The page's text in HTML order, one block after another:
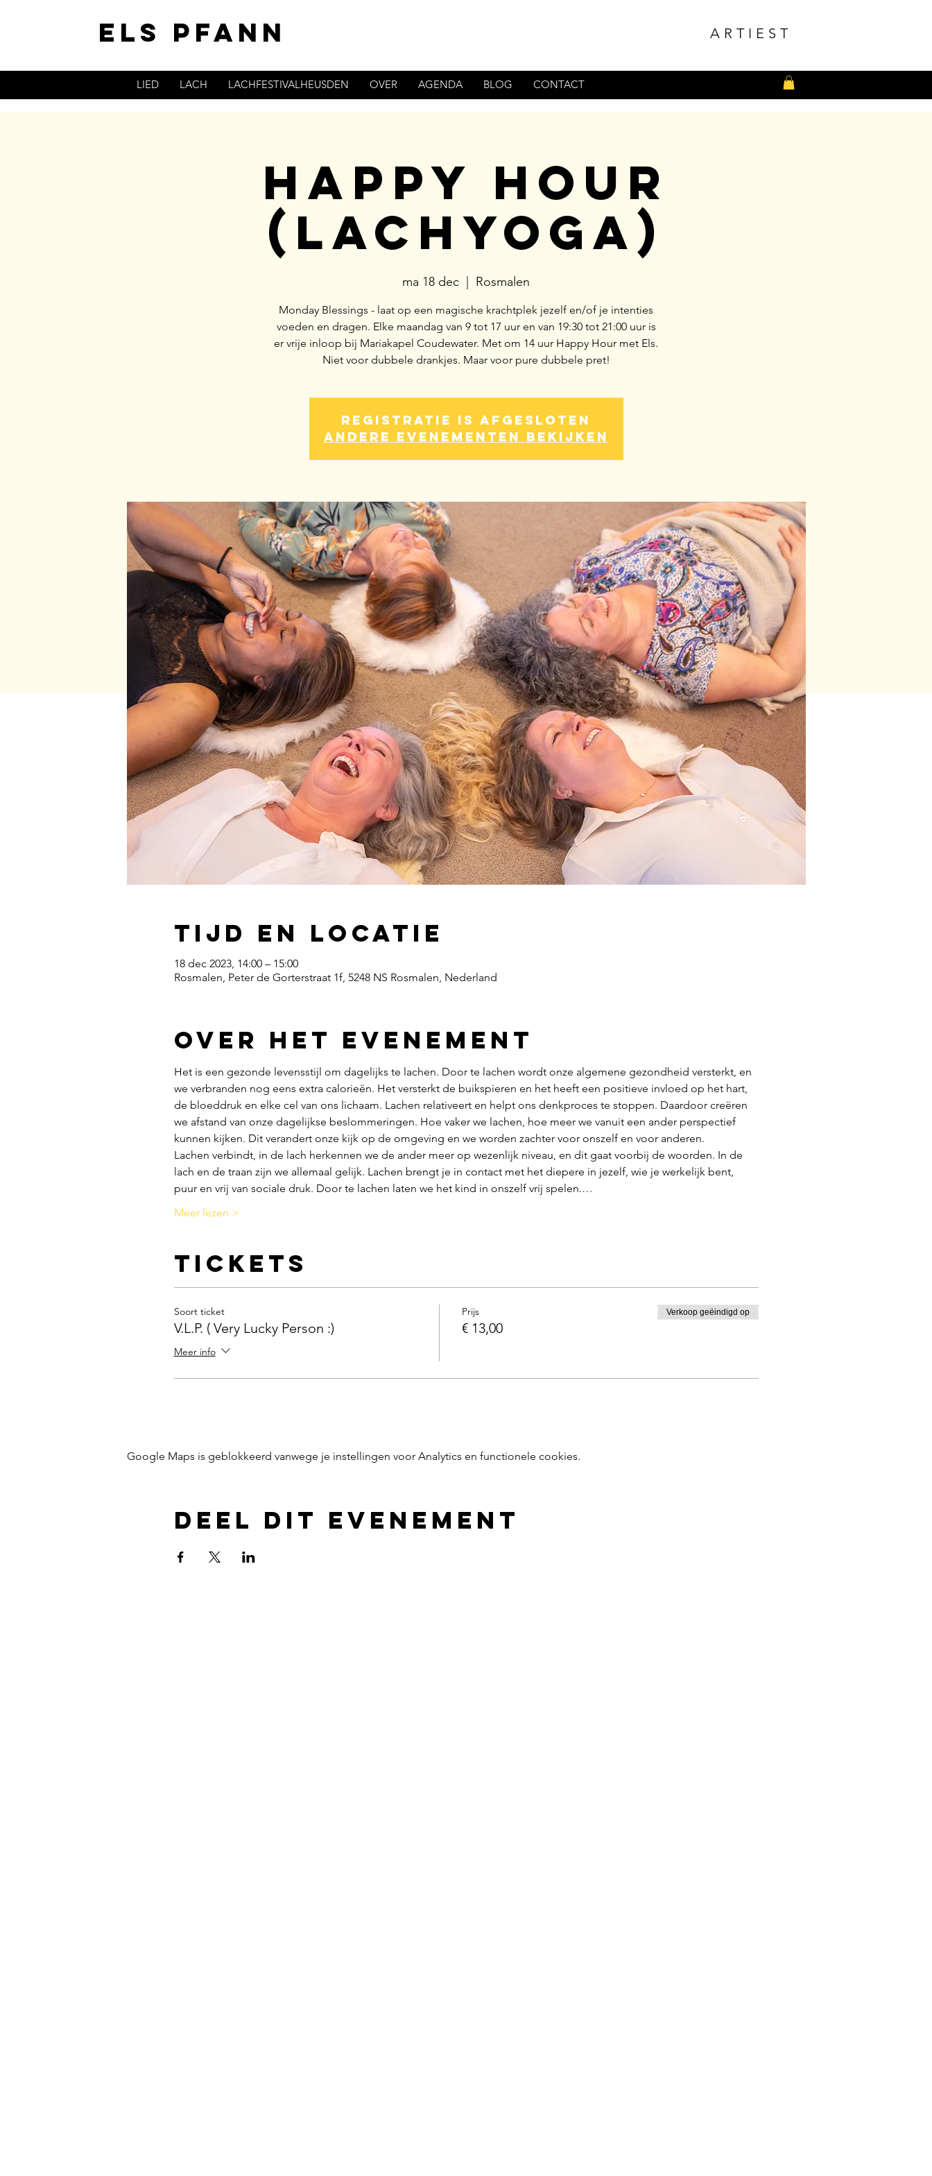
ELS PFANN ARTIEST
LIED LACH LACHFESTIVALHEUSDEN OVER AGENDA BLOG CONTACT
Happy Hour
(lachyoga)
ma 18 dec Rosmalen
Monday Blessings - laat op een magische krachtplek jezelf en/of je intenties
voeden en dragen. Elke maandag van 9 tot 17 uur en van 19:30 tot 21:00 uur is
er vrije inloop bij Mariakapel Coudewater. Met om 14 uur Happy Hour met Els.
Niet voor dubbele drankjes. Maar voor pure dubbele pret!
Registratie is afgesloten
Andere evenementen bekijken
Tijd en locatie
18 dec 2023, 14:00 – 15:00
Rosmalen, Peter de Gorterstraat 1f, 5248 NS Rosmalen, Nederland
Over het evenement
Het is een gezonde levensstijl om dagelijks te lachen. Door te lachen wordt onze algemene gezondheid versterkt, en
we verbranden nog eens extra calorieën. Het versterkt de buikspieren en het heeft een positieve invloed op het hart,
de bloeddruk en elke cel van ons lichaam. Lachen relativeert en helpt ons denkproces te stoppen. Daardoor creëren
we afstand van onze dagelijkse beslommeringen. Hoe vaker we lachen, hoe meer we vanuit een ander perspectief
kunnen kijken. Dit verandert onze kijk op de omgeving en we worden zachter voor onszelf en voor anderen.
Lachen verbindt, in de lach herkennen we de ander meer op wezenlijk niveau, en dit gaat voorbij de woorden. In de
lach en de traan zijn we allemaal gelijk. Lachen brengt je in contact met het diepere in jezelf, wie je werkelijk bent,
puur en vrij van sociale druk. Door te lachen laten we het kind in onszelf vrij spelen.…
Meer lezen >
Tickets
Soort ticket
V.L.P. ( Very Lucky Person :)
Meer info
Prijs
€ 13,00
Verkoop geëindigd op
Google Maps is geblokkeerd vanwege je instellingen voor Analytics en functionele cookies.
Deel dit evenement